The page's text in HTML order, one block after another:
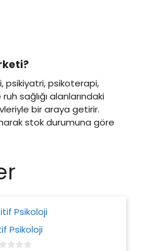
psikiyatri, psikoterapi,
sağlığı alanlarındaki
bir araya getirir.
stok durumuna göre
Psikoloji